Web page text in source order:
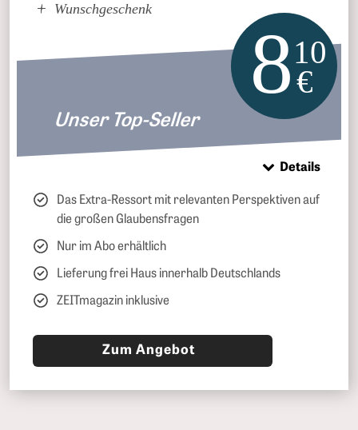
Wunschgeschenk
Unser Top-Seller
8 10
€
Details
Das Extra-Ressort mit relevanten Perspektiven auf
die großen Glaubensfragen
Nur im Abo erhältlich
Lieferung frei Haus innerhalb Deutschlands
ZEITmagazin inklusive
Zum Angebot